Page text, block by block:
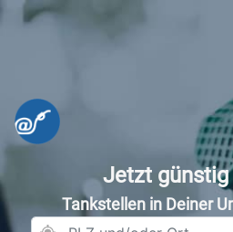
Jetzt günstig
Tankstellen in Deiner